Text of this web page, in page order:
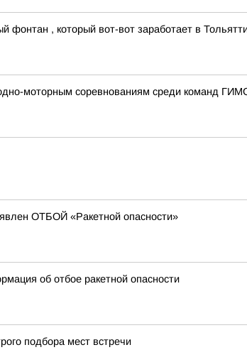
, который вот-вот заработает в
моторным соревнованиям среди команд
ОТБОЙ «Ракетной опасности»
об отбое ракетной опасности
подбора мест встречи